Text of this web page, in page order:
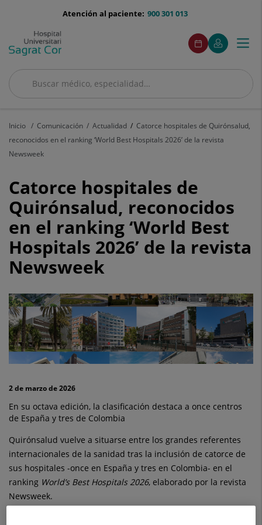
menu-
900 301 013
Atención al paciente:
Buscar
Buscar
menuAcceso
Pedir
cita
Este
enlace
se
en
Mi
Quirónsalud
Este
enlace
se
en
ventana
Menú
Inicio Comunicación Actualidad
Catorce hospitales de Quirónsalud,
reconocidos en el ranking ‘World Best Hospitals 2026’ de la revista
Newsweek
Catorce
hospitales
de
Quirónsalud,
reconocidos
en
el
ranking
‘World
Best
Hospitals
2026’
de
la
revista
Catorce hospitales de
Quirónsalud, reconocidos
en el ranking ‘World Best
Hospitals 2026’ de la revista
Newsweek
2 de marzo de 2026
En su octava edición, la clasificación destaca a once centros
de España y tres de Colombia
Quirónsalud vuelve a situarse entre los grandes referentes
internacionales de la sanidad tras la inclusión de catorce de
sus hospitales -once en España y tres en Colombia- en el
ranking World’s Best Hospitals 2026, elaborado por la revista
Newsweek.